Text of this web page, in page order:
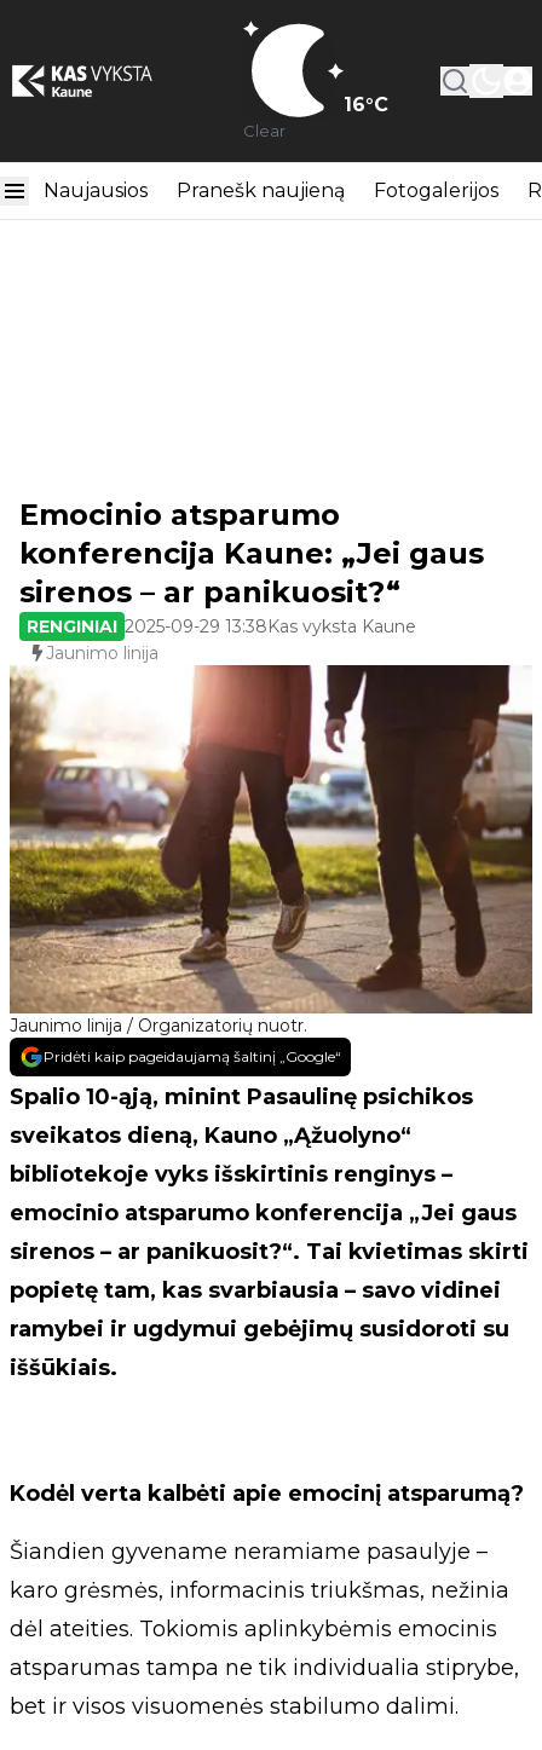
16°C
Clear
Naujausios Pranešk naujieną Fotogalerijos
Jaunimo linija / Organizatorių nuotr.
Emocinio atsparumo
konferencija Kaune: „Jei gaus
sirenos – ar panikuosit?“
RENGINIAI 2025-09-29 13:38Kas vyksta Kaune
Jaunimo linija
Pridėti kaip pageidaujamą šaltinį „Google“
Spalio 10-ąją, minint Pasaulinę psichikos
sveikatos dieną, Kauno „Ąžuolyno“
bibliotekoje vyks išskirtinis renginys –
emocinio atsparumo konferencija „Jei gaus
sirenos – ar panikuosit?“. Tai kvietimas skirti
popietę tam, kas svarbiausia – savo vidinei
ramybei ir ugdymui gebėjimų susidoroti su
iššūkiais.
Kodėl verta kalbėti apie emocinį atsparumą?
Šiandien gyvename neramiame pasaulyje –
karo grėsmės, informacinis triukšmas, nežinia
dėl ateities. Tokiomis aplinkybėmis emocinis
atsparumas tampa ne tik individualia stiprybe,
bet ir visos visuomenės stabilumo dalimi.